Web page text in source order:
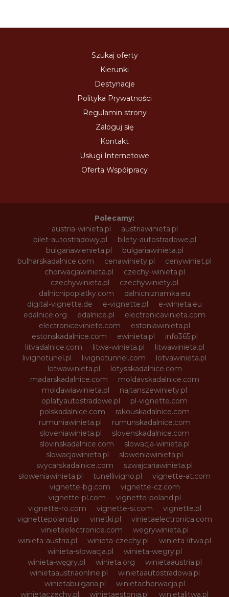
Szukaj oferty
Kierunki
Destynacje
Polityka Prywatności
Regulamin strony
Zaloguj się
Kontakt
Usługi Internetowe
Oferta Współpracy
Polecamy:
austria-winieta.pl
austriawinieta.pl
bilet-autostradowy.pl
bilety-autostradowe.pl
bulgariawienieta.pl
bulgariawinieta.pl
bulharskadalnice.com
cenawiniety.pl
cenywiniet.pl
chorwacjawinieta.pl
czechy-winieta.pl
czechywinieta.pl
czechywiniety.pl
dalnicnipoplatky.com
dalnicniznamka.eu
digital-vignette.de
e-vignette.pl
e-winieta.eu
edalnice.org
edalnice.pl
electronicavinieta.com
electroniceviniete.com
estoniawinieta.pl
estonskadalnice.com
ewinieta.pl
info365.pl
litvadalnice.com
litwa-winieta.pl
litwawinieta.pl
livignotunel.pl
livignotunnel.com
lotvawinieta.pl
lotwawinieta.pl
lotysskadalnice.com
madarskadalnice.com
moldavskadalnice.com
moldawiawinieta.pl
najtanszewiniety.pl
oplatyautostradowe.pl
pl-vignette.com
polskadalnice.com
rakouskadalnice.com
rumuniawinieta.pl
rumunskadalnice.com
sloveniawinieta.pl
slovenskadalnice.com
slovinskadalnice.com
slowacja-winieta.pl
slowacjawinieta.pl
sloweniawinieta.pl
svycarskadalnice.com
szwajcariawinieta.pl
słoweniawinieta.pl
tunellivigno.pl
vignette-at.com
vignette-bg.com
vignette-cz.com
vignette-pl.com
vignette-poland.pl
vignette-ro.com
vignette-si.com
vignette.pl
vignettepoland.pl
vinetki.pl
vinietaelectronica.com
vinieteelectronice.com
wegrywinieta.pl
winieta-austria.pl
winieta-czechy.pl
winieta-litwa.pl
winieta-słowacja.pl
winieta-wegry.pl
winieta-węgry.pl
winieta.org
winietaaustria.pl
winietaaustriaonline.pl
winietaautostradowa.pl
winietabulgaria.pl
winietachorwacja.pl
winietaczechy.pl
winietaestonia.pl winietalitwa.pl